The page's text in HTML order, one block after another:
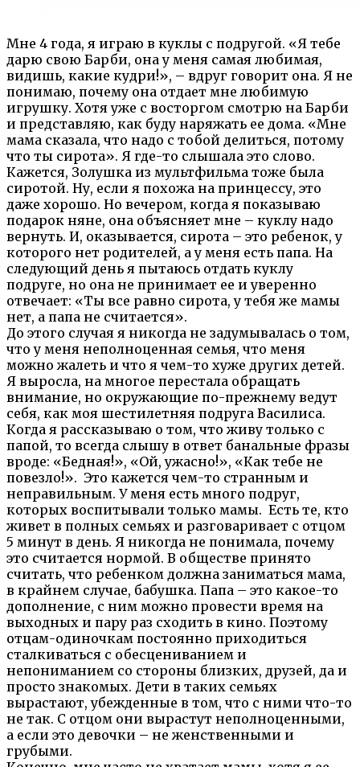
Мне 4 года, я играю в куклы с подругой. «Я тебе
дарю свою Барби, она у меня самая любимая,
видишь, какие кудри!», – вдруг говорит она. Я не
понимаю, почему она отдает мне любимую
игрушку. Хотя уже с восторгом смотрю на Барби
и представляю, как буду наряжать ее дома. «Мне
мама сказала, что надо с тобой делиться, потому
что ты сирота». Я где-то слышала это слово.
Кажется, Золушка из мультфильма тоже была
сиротой. Ну, если я похожа на принцессу, это
даже хорошо. Но вечером, когда я показываю
подарок няне, она объясняет мне – куклу надо
вернуть. И, оказывается, сирота – это ребенок, у
которого нет родителей, а у меня есть папа. На
следующий день я пытаюсь отдать куклу
подруге, но она не принимает ее и уверенно
отвечает: «Ты все равно сирота, у тебя же мамы
нет, а папа не считается».
До этого случая я никогда не задумывалась о том,
что у меня неполноценная семья, что меня
можно жалеть и что я чем-то хуже других детей.
Я выросла, на многое перестала обращать
внимание, но окружающие по-прежнему ведут
себя, как моя шестилетняя подруга Василиса.
Когда я рассказываю о том, что живу только с
папой, то всегда слышу в ответ банальные фразы
вроде: «Бедная!», «Ой, ужасно!», «Как тебе не
повезло!». Это кажется чем-то странным и
неправильным. У меня есть много подруг,
которых воспитывали только мамы. Есть те, кто
живет в полных семьях и разговаривает с отцом
5 минут в день. Я никогда не понимала, почему
это считается нормой. В обществе принято
считать, что ребенком должна заниматься мама,
в крайнем случае, бабушка. Папа – это какое-то
дополнение, с ним можно провести время на
выходных и пару раз сходить в кино. Поэтому
отцам-одиночкам постоянно приходиться
сталкиваться с обесцениванием и
непониманием со стороны близких, друзей, да и
просто знакомых. Дети в таких семьях
вырастают, убежденные в том, что с ними что-то
не так. С отцом они вырастут неполноценными,
а если это девочки – не женственными и
грубыми.